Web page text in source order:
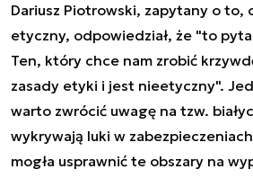
Dariusz Piotrowski, zapytany o to,
etyczny, odpowiedział, że "to
Ten, który chce nam zrobić
zasady etyki i jest nieetyczny".
warto zwrócić uwagę na tzw.
wykrywają luki w
mogła usprawnić te obszary na